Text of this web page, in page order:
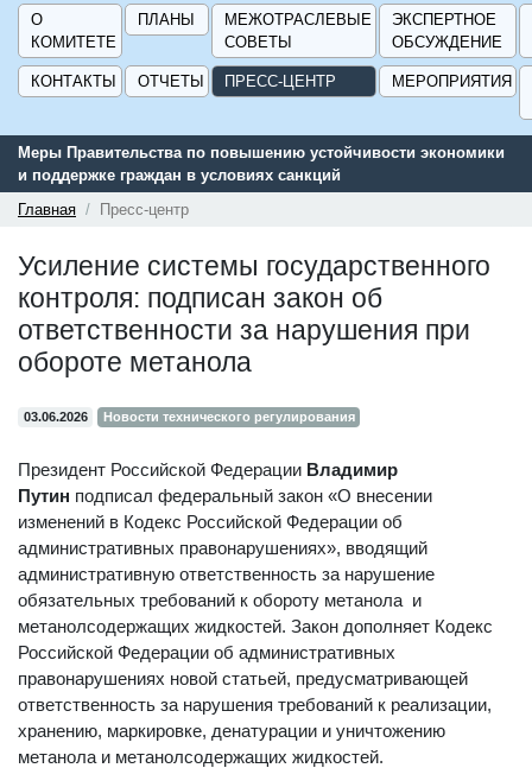
О
КОМИТЕТЕ
ПЛАНЫ
МЕЖОТРАСЛЕВЫЕ
СОВЕТЫ
ЭКСПЕРТНОЕ
ОБСУЖДЕНИЕ
КОНТАКТЫ ОТЧЕТЫ ПРЕСС-ЦЕНТР МЕРОПРИЯТИЯ
Меры Правительства по повышению устойчивости экономики
и поддержке граждан в условиях санкций
Главная
Пресс-центр
Усиление системы государственного
контроля: подписан закон об
ответственности за нарушения при
обороте метанола
03.06.2026 Новости технического регулирования
Президент Российской Федерации Владимир
Путин подписал федеральный закон «О внесении
изменений в Кодекс Российской Федерации об
административных правонарушениях», вводящий
административную ответственность за нарушение
обязательных требований к обороту метанола и
метанолсодержащих жидкостей. Закон дополняет Кодекс
Российской Федерации об административных
правонарушениях новой статьей, предусматривающей
ответственность за нарушения требований к реализации,
хранению, маркировке, денатурации и уничтожению
метанола и метанолсодержащих жидкостей.